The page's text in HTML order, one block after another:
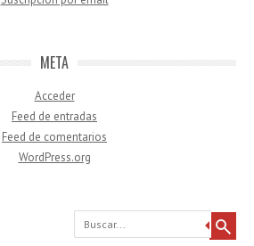
META
Acceder
Feed de entradas
Feed de comentarios
WordPress.org
Buscar